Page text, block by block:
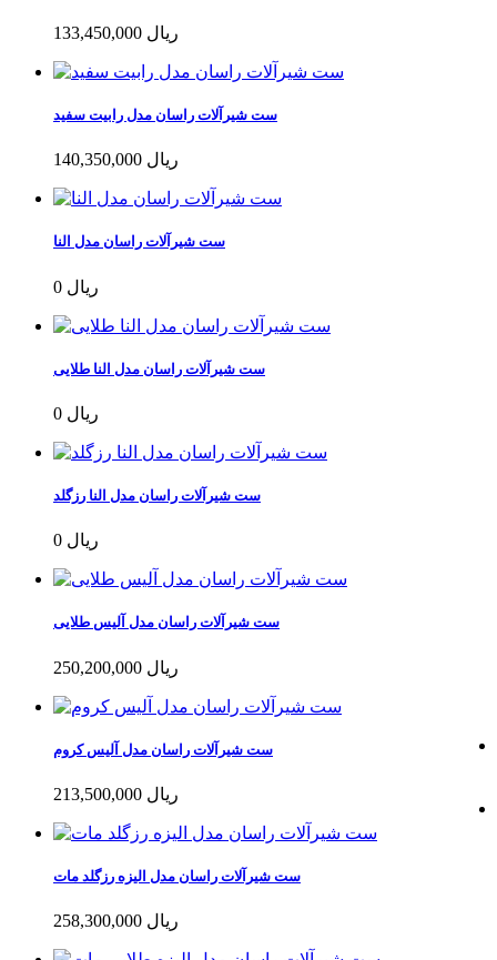
133,450,000 ریال
ست شیرآلات راسان مدل رابیت سفید
140,350,000 ریال
ست شیرآلات راسان مدل النا
0 ریال
ست شیرآلات راسان مدل النا طلایی
0 ریال
ست شیرآلات راسان مدل النا رزگلد
0 ریال
ست شیرآلات راسان مدل آلیس طلایی
250,200,000 ریال
ست شیرآلات راسان مدل آلیس کروم
213,500,000 ریال
ست شیرآلات راسان مدل الیزه رزگلد مات
258,300,000 ریال